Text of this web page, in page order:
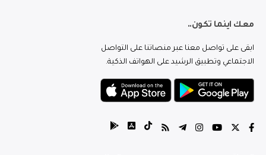
معك اينما تكون..
ابقى على تواصل معنا عبر منصاتنا على التواصل
الاجتماعي وتطبيق الرشيد على الهواتف الذكية.